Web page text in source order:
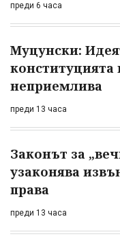
преди 6 часа
Муцунски:
неприемлива
преди 13 часа
Законът за
узаконява
права
преди 13 часа